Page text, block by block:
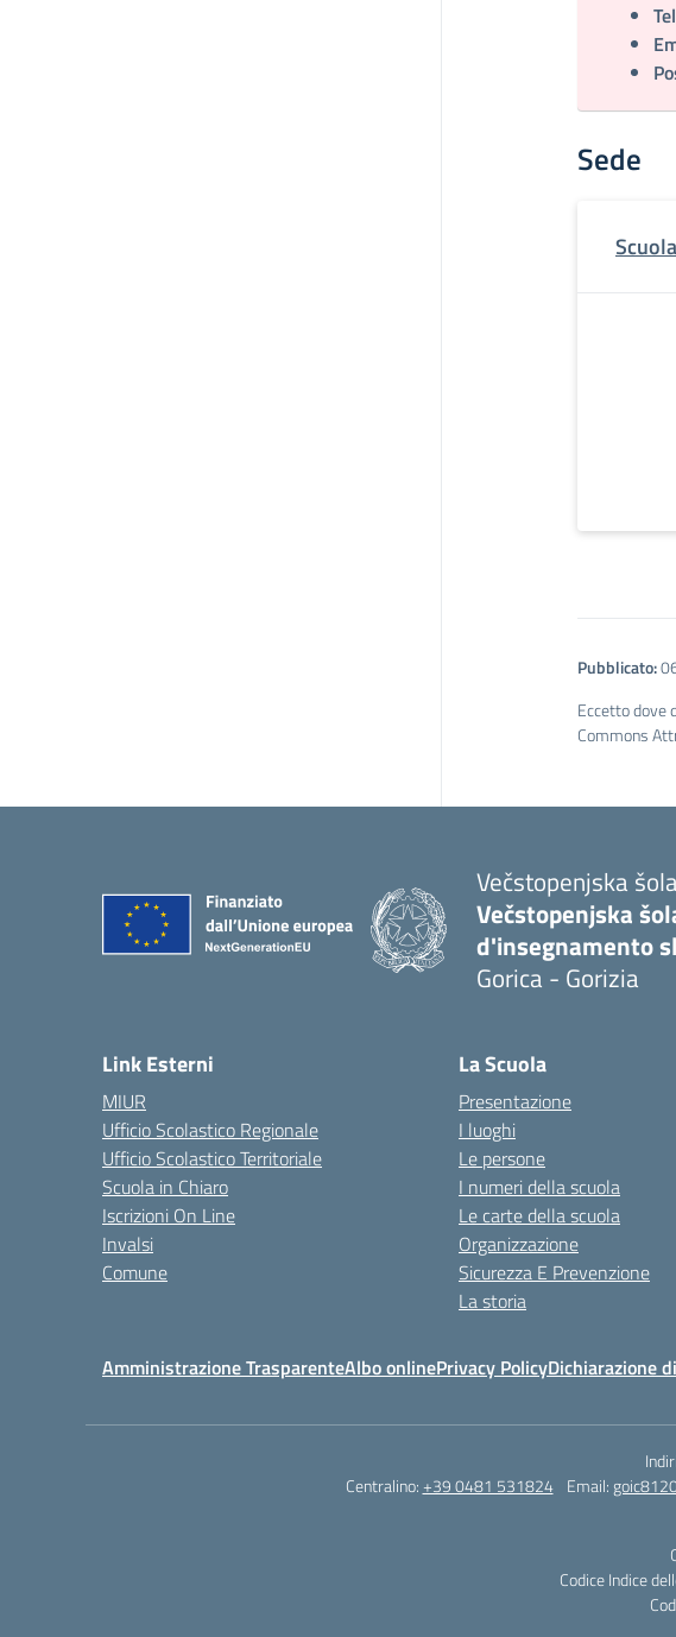
Sede
Pubblicato:
Eccetto dove
Commons
Večstopenjska
Večstopenjska
d'insegnamento
Gorica - Gorizia
Link Esterni
MIUR
Ufficio Scolastico Regionale
Ufficio Scolastico Territoriale
Scuola in Chiaro
Iscrizioni On Line
Invalsi
Comune
La Scuola
Presentazione
I luoghi
Le persone
I numeri della scuola
Le carte della scuola
Organizzazione
Sicurezza E Prevenzione
La storia
Amministrazione TrasparenteAlbo onlinePrivacy PolicyDichiarazione
Centralino:+39 0481 531824 Email:
Codice Indice